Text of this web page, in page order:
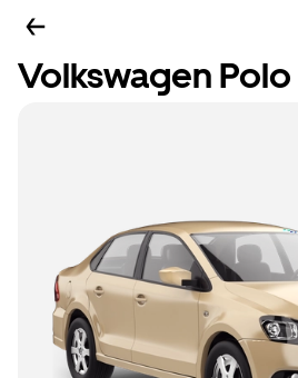
Volkswagen Polo